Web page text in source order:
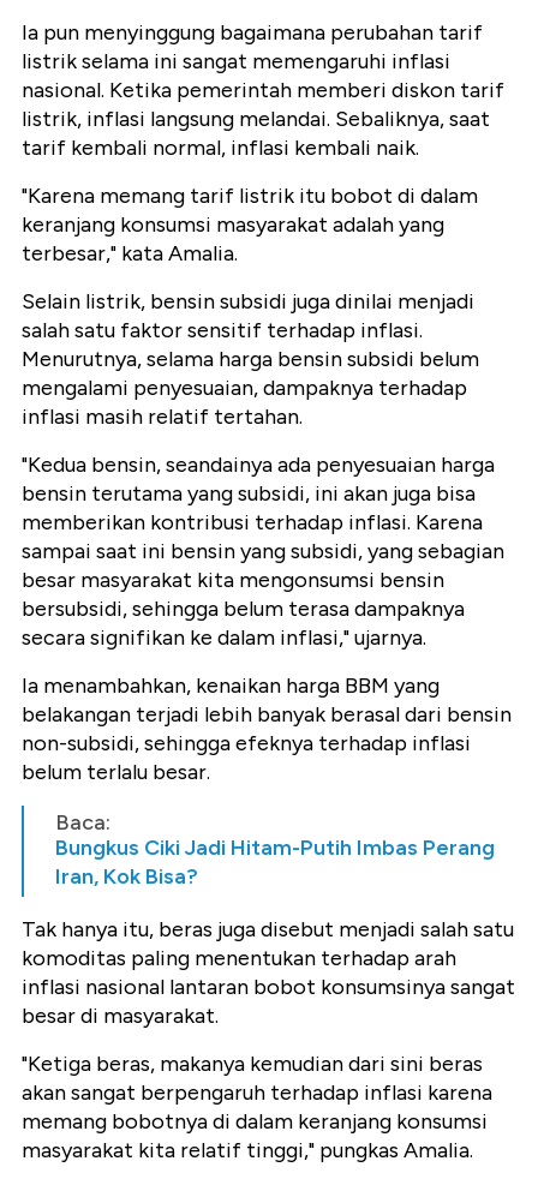
Ia pun menyinggung bagaimana perubahan tarif
listrik selama ini sangat memengaruhi inflasi
nasional. Ketika pemerintah memberi diskon tarif
listrik, inflasi langsung melandai. Sebaliknya, saat
tarif kembali normal, inflasi kembali naik.
"Karena memang tarif listrik itu bobot di dalam
keranjang konsumsi masyarakat adalah yang
terbesar," kata Amalia.
Selain listrik, bensin subsidi juga dinilai menjadi
salah satu faktor sensitif terhadap inflasi.
Menurutnya, selama harga bensin subsidi belum
mengalami penyesuaian, dampaknya terhadap
inflasi masih relatif tertahan.
"Kedua bensin, seandainya ada penyesuaian harga
bensin terutama yang subsidi, ini akan juga bisa
memberikan kontribusi terhadap inflasi. Karena
sampai saat ini bensin yang subsidi, yang sebagian
besar masyarakat kita mengonsumsi bensin
bersubsidi, sehingga belum terasa dampaknya
secara signifikan ke dalam inflasi," ujarnya.
Ia menambahkan, kenaikan harga BBM yang
belakangan terjadi lebih banyak berasal dari bensin
non-subsidi, sehingga efeknya terhadap inflasi
belum terlalu besar.
Baca:
Bungkus Ciki Jadi Hitam-Putih Imbas Perang
Iran, Kok Bisa?
Tak hanya itu, beras juga disebut menjadi salah satu
komoditas paling menentukan terhadap arah
inflasi nasional lantaran bobot konsumsinya sangat
besar di masyarakat.
"Ketiga beras, makanya kemudian dari sini beras
akan sangat berpengaruh terhadap inflasi karena
memang bobotnya di dalam keranjang konsumsi
masyarakat kita relatif tinggi," pungkas Amalia.